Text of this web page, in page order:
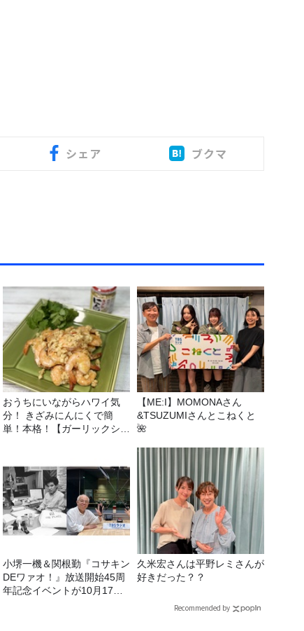
シェア ブクマ
おうちにいながらハワイ気
分！ きざみにんにくで簡
単！本格！【ガーリックシュ
【ME:I】MOMONAさん
&TSUZUMIさんとこねくと
🌺
小堺一機＆関根勤『コサキン
DEワァオ！』放送開始45周
年記念イベントが10月17日
久米宏さんは平野レミさんが
好きだった？？
Recommended by